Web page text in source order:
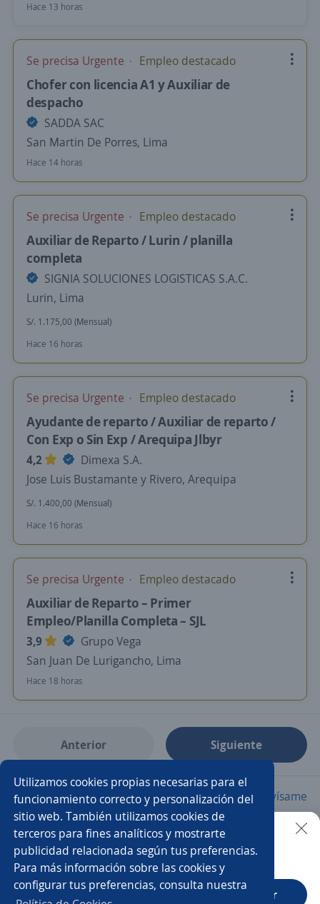
Hace 13 horas
Se precisa Urgente Empleo destacado
Chofer con licencia A1 y Auxiliar de
despacho
SADDA SAC
San Martin De Porres, Lima
Hace 14 horas
Se precisa Urgente Empleo destacado
Auxiliar de Reparto / Lurin / planilla
completa
SIGNIA SOLUCIONES LOGISTICAS S.A.C.
Lurin, Lima
S/. 1.175,00 (Mensual)
Hace 16 horas
Se precisa Urgente Empleo destacado
Ayudante de reparto / Auxiliar de reparto /
Con Exp o Sin Exp / Arequipa Jlbyr
4,2
Dimexa S.A.
Jose Luis Bustamante y Rivero, Arequipa
S/. 1.400,00 (Mensual)
Hace 16 horas
Se precisa Urgente Empleo destacado
Auxiliar de Reparto – Primer
Empleo/Planilla Completa – SJL
3,9
Grupo Vega
San Juan De Lurigancho, Lima
Hace 18 horas
Anterior Siguiente
Nuevas ofertas de empleo Avísame
Empleos similares
Ayudante general chófer Chófer Chófer asistente
Buscar es más fácil en la app
CT App Abrir
Utilizamos cookies propias necesarias para el
funcionamiento correcto y personalización del
sitio web. También utilizamos cookies de
terceros para fines analíticos y mostrarte
publicidad relacionada según tus preferencias.
Para más información sobre las cookies y
configurar tus preferencias, consulta nuestra